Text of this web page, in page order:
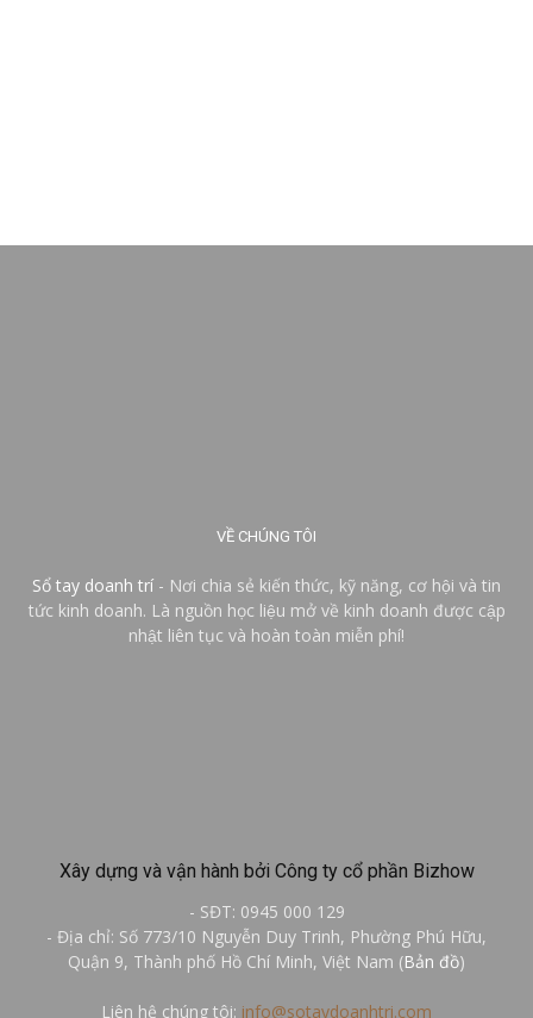
VỀ CHÚNG TÔI
Sổ tay doanh trí - Nơi chia sẻ kiến thức, kỹ năng, cơ hội và tin
tức kinh doanh. Là nguồn học liệu mở về kinh doanh được cập
nhật liên tục và hoàn toàn miễn phí!
Xây dựng và vận hành bởi Công ty cổ phần Bizhow
- SĐT: 0945 000 129
- Địa chỉ: Số 773/10 Nguyễn Duy Trinh, Phường Phú Hữu,
Quận 9, Thành phố Hồ Chí Minh, Việt Nam (Bản đồ)
Liên hệ chúng tôi: info@sotaydoanhtri.com